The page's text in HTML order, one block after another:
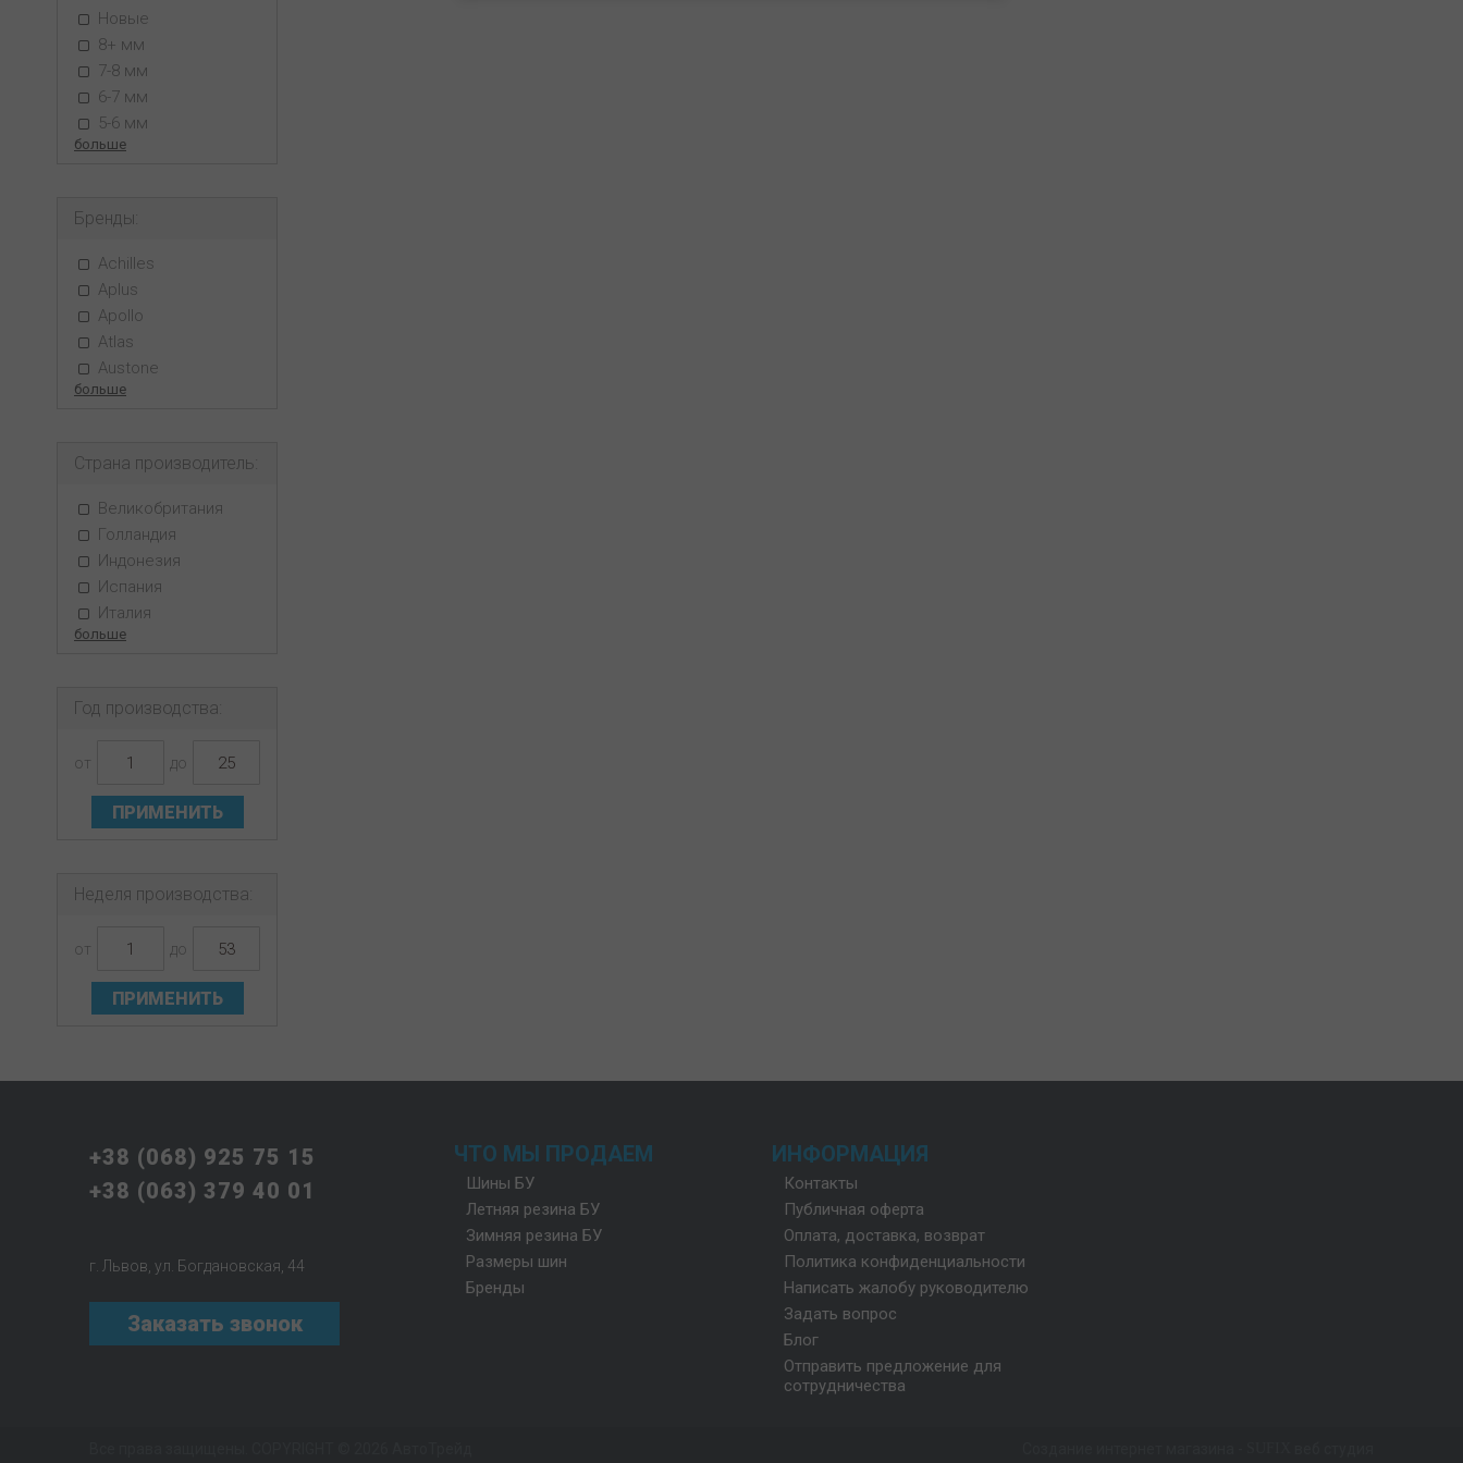
Новые
8+ мм
7-8 мм
6-7 мм
5-6 мм
больше
Бренды:
Achilles
Aplus
Apollo
Atlas
Austone
больше
Страна производитель:
Великобритания
Голландия
Индонезия
Испания
Италия
больше
Год производства:
от до
ПРИМЕНИТЬ
Неделя производства:
от до
ПРИМЕНИТЬ
+38 (068) 925 75 15
+38 (063) 379 40 01
г. Львов, ул. Богдановская, 44
Заказать звонок
ЧТО МЫ ПРОДАЕМ
Шины БУ
Летняя резина БУ
Зимняя резина БУ
Размеры шин
Бренды
ИНФОРМАЦИЯ
Контакты
Публичная оферта
Оплата, доставка, возврат
Политика конфиденциальности
Написать жалобу руководителю
Задать вопрос
Блог
Отправить предложение для
сотрудничества